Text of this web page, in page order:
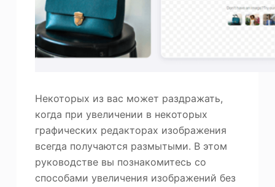
Некоторых из вас может раздражать,
когда при увеличении в некоторых
графических редакторах изображения
всегда получаются размытыми. В этом
руководстве вы познакомитесь со
способами увеличения изображений без